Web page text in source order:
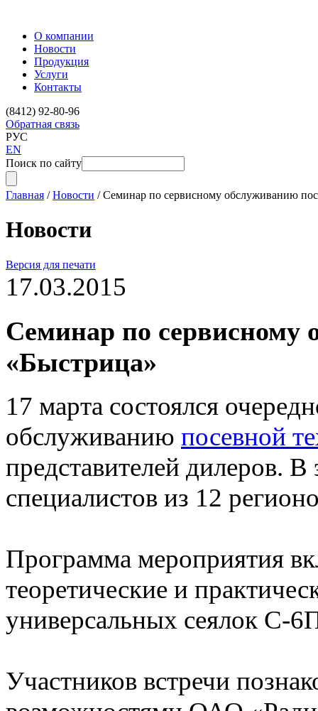
О компании
Новости
Продукция
Услуги
Контакты
(8412) 92-80-96
Обратная связь
РУС
EN
Поиск по сайту
Главная /Новости /Семинар по сервисному обслуживанию
Новости
Версия для печати
17.03.2015
Семинар по сервисному
«Быстрица»
17 марта состоялся
обслуживанию посевной
представителей дилеров.
специалистов из 12
Программа мероприятия
теоретические и
универсальных сеялок С-
Участников встречи